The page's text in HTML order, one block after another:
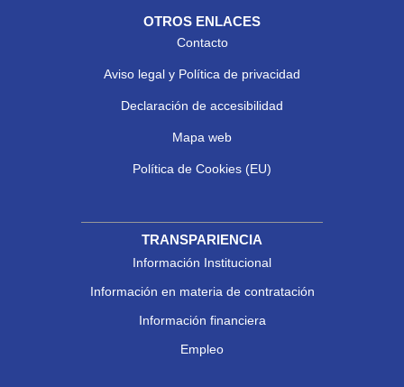
OTROS ENLACES
Contacto
Aviso legal y Política de privacidad
Declaración de accesibilidad
Mapa web
Política de Cookies (EU)
TRANSPARIENCIA
Información Institucional
Información en materia de contratación
Información financiera
Empleo